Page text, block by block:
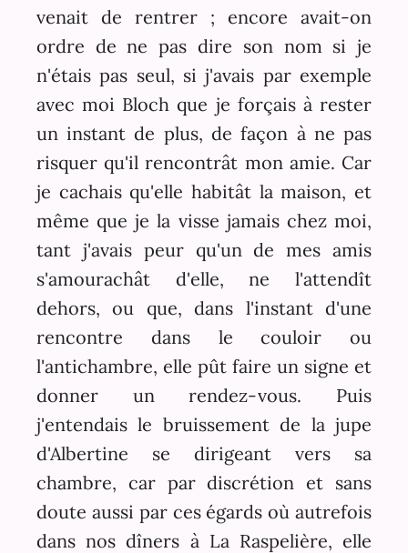
venait de rentrer ; encore avait-on
ordre de ne pas dire son nom si je
n'étais pas seul, si j'avais par exemple
avec moi Bloch que je forçais à rester
un instant de plus, de façon à ne pas
risquer qu'il rencontrât mon amie. Car
je cachais qu'elle habitât la maison, et
même que je la visse jamais chez moi,
tant j'avais peur qu'un de mes amis
s'amourachât d'elle, ne l'attendît
dehors, ou que, dans l'instant d'une
rencontre dans le couloir ou
l'antichambre, elle pût faire un signe et
donner un rendez-vous. Puis
j'entendais le bruissement de la jupe
d'Albertine se dirigeant vers sa
chambre, car par discrétion et sans
doute aussi par ces égards où autrefois
dans nos dîners à La Raspelière, elle